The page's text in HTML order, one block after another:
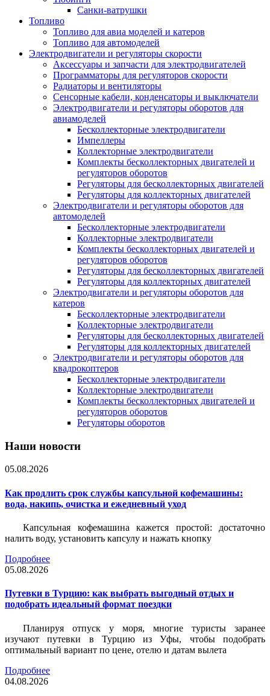
Санки-ватрушки
Топливо
Топливо для авиа моделей и катеров
Топливо для автомоделей
Электродвигатели и регуляторы скорости
Аксессуары и запчасти для электродвигателей
Программаторы для регуляторов скорости
Радиаторы и вентиляторы
Сенсорные кабели, конденсаторы и выключатели
Электродвигатели и регуляторы оборотов для
авиамоделей
Бесколлекторные электродвигатели
Импеллеры
Коллекторные электродвигатели
Комплекты бесколлекторных двигателей и
регуляторов оборотов
Регуляторы для бесколлекторных двигателей
Регуляторы для коллекторных двигателей
Электродвигатели и регуляторы оборотов для
автомоделей
Бесколлекторные электродвигатели
Коллекторные электродвигатели
Комплекты бесколлекторных двигателей и
регуляторов оборотов
Регуляторы для бесколлекторных двигателей
Регуляторы для коллекторных двигателей
Электродвигатели и регуляторы оборотов для
катеров
Бесколлекторные электродвигатели
Коллекторные электродвигатели
Регуляторы для бесколлекторных двигателей
Регуляторы для коллекторных двигателей
Электродвигатели и регуляторы оборотов для
квадрокоптеров
Бесколлекторные электродвигатели
Коллекторные электродвигатели
Комплекты бесколлекторных двигателей и
регуляторов оборотов
Регуляторы оборотов
Наши новости
05.08.2026
Как продлить срок службы капсульной кофемашины:
вода, накипь, очистка и ежедневный уход
Капсульная кофемашина кажется простой: достаточно
налить воду, установить капсулу и нажать кнопку
Подробнее
05.08.2026
Путевки в Турцию: как выбрать выгодный отдых и
подобрать идеальный формат поездки
Планируя отпуск у моря, многие туристы заранее
изучают путевки в Турцию из Уфы, чтобы подобрать
оптимальный вариант по цене, отелю и датам вылета
Подробнее
04.08.2026